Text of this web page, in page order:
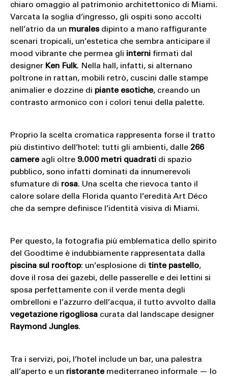
chiaro omaggio al patrimonio architettonico di Miami.
Varcata la soglia d’ingresso, gli ospiti sono accolti
nell’atrio da un muralesdipinto a mano raffigurante
scenari tropicali, un’estetica che sembra anticipare il
mood vibrante che permea gli internifirmati dal
designer Ken Fulk. Nella hall, infatti, si alternano
poltrone in rattan, mobili retrò, cuscini dalle stampe
animalier e dozzine di piante esotiche, creando un
contrasto armonico con i colori tenui della palette.
Proprio la scelta cromatica rappresenta forse il tratto
più distintivo dell’hotel: tutti gli ambienti, dalle 266
camereagli oltre 9.000 metri quadratidi spazio
pubblico, sono infatti dominati da innumerevoli
sfumature di rosa. Una scelta che rievoca tanto il
calore solare della Florida quanto l’eredità Art Déco
che da sempre definisce l’identità visiva di Miami.
Per questo, la fotografia più emblematica dello spirito
del Goodtime è indubbiamente rappresentata dalla
piscina sul rooftop: un’esplosione di tinte pastello,
dove il rosa dei gazebi, delle passerelle e dei lettini si
sposa perfettamente con il verde menta degli
ombrelloni e l’azzurro dell’acqua, il tutto avvolto dalla
vegetazione rigogliosacurata dal landscape designer
Raymond Jungles.
Tra i servizi, poi, l’hotel include un bar, una palestra
all’aperto e un ristorantemediterraneo informale — lo